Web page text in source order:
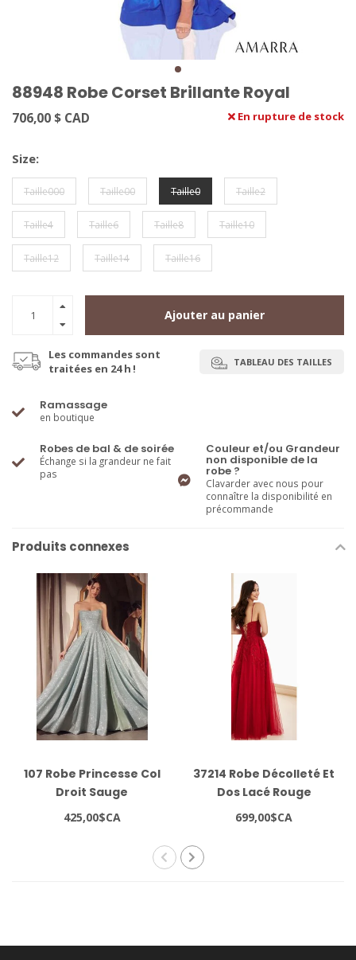
88948 Robe Corset Brillante Royal
706,00 $ CAD En rupture de stock
Size:
Taille000 Taille00 Taille0 Taille2
Taille4 Taille6 Taille8 Taille10
Taille12 Taille14 Taille16
Ajouter au panier
Les commandes sont
traitées en 24 h !
TABLEAU DES TAILLES
Ramassage
en boutique
Robes de bal & de soirée
Échange si la grandeur ne fait
pas
Couleur et/ou Grandeur
non disponible de la
robe ?
Clavarder avec nous pour
connaître la disponibilité en
précommande
Produits connexes
107 Robe Princesse Col
Droit Sauge
425,00$CA
37214 Robe Décolleté Et
Dos Lacé Rouge
699,00$CA